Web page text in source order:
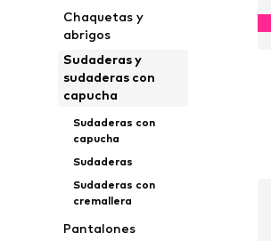
Chaquetas y
abrigos
Sudaderas y
sudaderas con
capucha
Sudaderas con
capucha
Sudaderas
Sudaderas con
cremallera
Pantalones